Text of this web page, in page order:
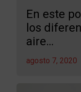
En este
los
aire…
agosto 7, 2020